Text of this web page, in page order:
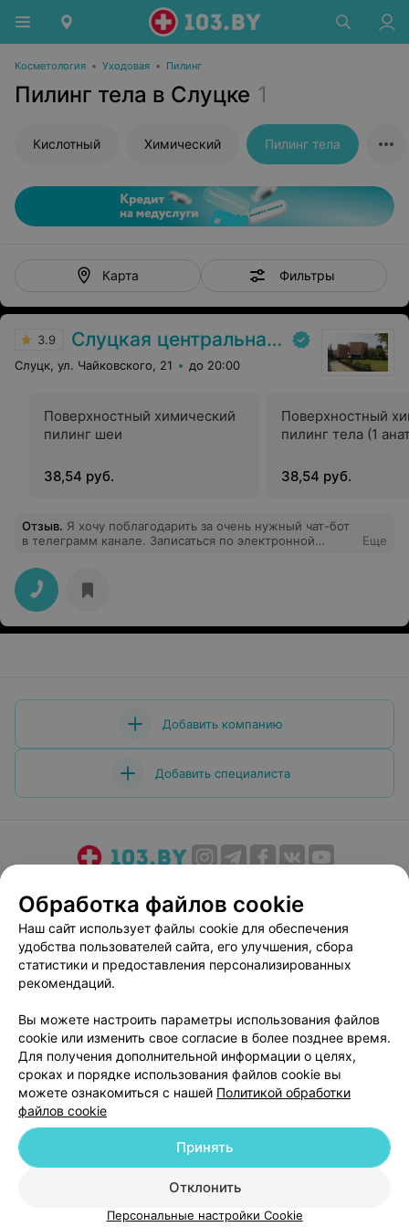
Косметология • Уходовая • Пилинг
Пилинг тела в Слуцке 1
Кислотный Химический Пилинг тела
Карта Фильтры
3.9 Слуцкая центральная районная больница
Слуцк, ул. Чайковского, 21 до 20:00
Поверхностный химический
пилинг шеи
38,54 руб.
Поверхностный
пилинг тела (1
38,54 руб.
Отзыв. Я хочу поблагодарить за очень нужный чат-бот
в телеграмм канале. Записаться по электронной
Рекомендации врачей сразу видны в чате. Вызывали из
очереди, стоять не надо. Пришла по времени и меня
сразу вызвали. Я в восторге от данного вида услуг!
Спасибо! Всем рекомендую!
Еще
Добавить компанию
Добавить специалиста
Медицинский маркетинг
Публичный договор
Пользовательское соглашение
Способы оплаты
Вакансии
Партнеры
Написать руководителю 103.by
Персональные настройки cookie
Обработка персональных данных
© 2026 ООО «Артокс Лаб», УНП 191700409| 220012, Республика Беларусь,
г. Минск, улица Толбухина, 2, пом. 16 | help@103.by
Обработка файлов cookie
Наш сайт использует файлы cookie для обеспечения
удобства пользователей сайта, его улучшения, сбора
статистики и предоставления персонализированных
рекомендаций.
Вы можете настроить параметры использования файлов
cookie или изменить свое согласие в более позднее время.
Для получения дополнительной информации о целях,
сроках и порядке использования файлов cookie вы
можете ознакомиться с нашей Политикой обработки
файлов cookie
Отклонить
Принять
Персональные настройки Cookie